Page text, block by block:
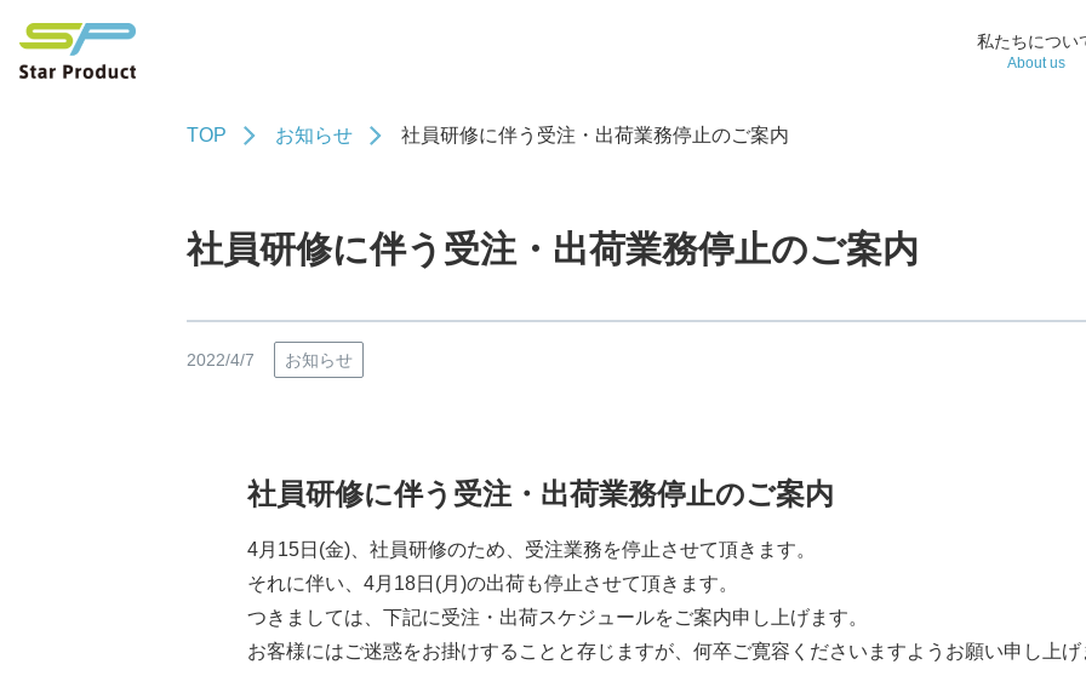
私たちについ
About us
TOP お知らせ 社員研修に伴う受注・出荷業務停止のご案内
社員研修に伴う受注・出荷業務停止のご案内
2022/4/7 お知らせ
社員研修に伴う受注・出荷業務停止のご案内
4月15日(金)、社員研修のため、受注業務を停止させて頂きます。
それに伴い、4月18日(月)の出荷も停止させて頂きます。
つきましては、下記に受注・出荷スケジュールをご案内申し上げます。
お客様にはご迷惑をお掛けすることと存じますが、何卒ご寛容くださいますようお願い申し上げ